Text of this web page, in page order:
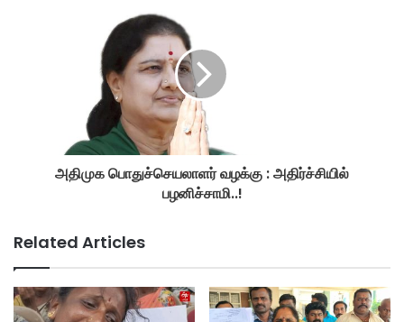
அதிமுக பொதுச்செயலாளர் வழக்கு : அதிர்ச்சியில்
பழனிச்சாமி..!
Related Articles